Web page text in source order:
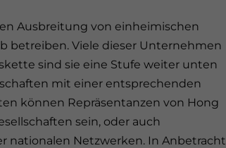
Ausbreitung von einheimischen
betreiben. Viele dieser Unternehmen
sind sie eine Stufe weiter unten
mit einer entsprechenden
können Repräsentanzen von Hong
sein, oder auch
nationalen Netzwerken. In Anbetracht